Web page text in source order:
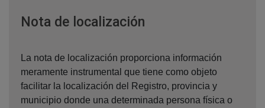
Nota de localización
La nota de localización proporciona información
meramente instrumental que tiene como objeto
facilitar la localización del Registro, provincia y
municipio donde una determinada persona física o